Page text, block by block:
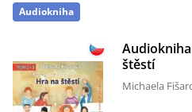
Audiokniha
štěstí
Michaela